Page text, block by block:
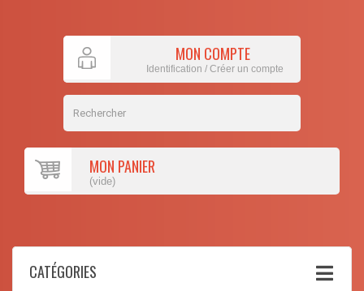
MON COMPTE
Identification / Créer un compte
MON PANIER
(vide)
CATÉGORIES